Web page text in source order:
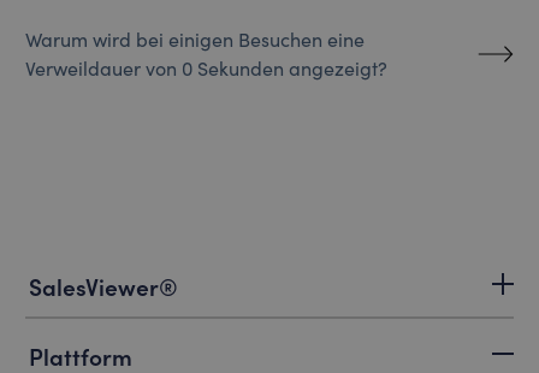
Warum wird bei einigen Besuchen eine
Verweildauer von 0 Sekunden angezeigt?
SalesViewer®
Plattform